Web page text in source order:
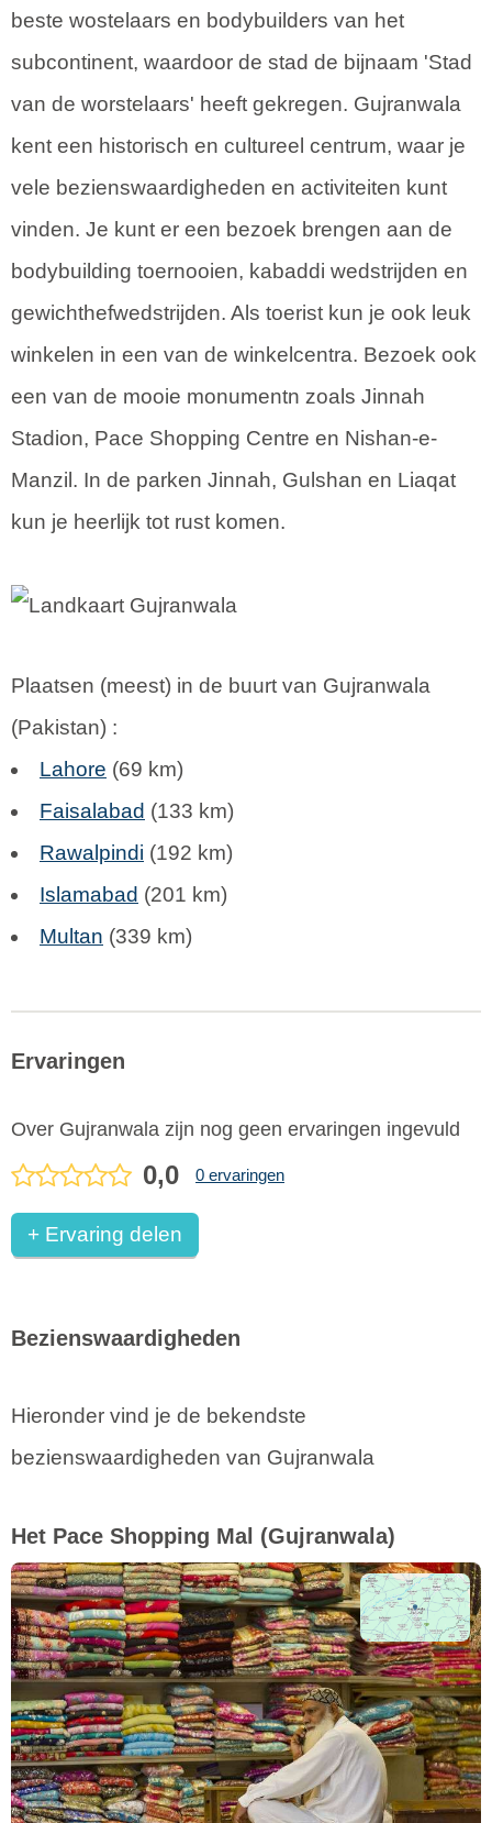
beste wostelaars en bodybuilders van het
subcontinent, waardoor de stad de bijnaam 'Stad
van de worstelaars' heeft gekregen. Gujranwala
kent een historisch en cultureel centrum, waar je
vele bezienswaardigheden en activiteiten kunt
vinden. Je kunt er een bezoek brengen aan de
bodybuilding toernooien, kabaddi wedstrijden en
gewichthefwedstrijden. Als toerist kun je ook leuk
winkelen in een van de winkelcentra. Bezoek ook
een van de mooie monumentn zoals Jinnah
Stadion, Pace Shopping Centre en Nishan-e-
Manzil. In de parken Jinnah, Gulshan en Liaqat
kun je heerlijk tot rust komen.
Plaatsen (meest) in de buurt van Gujranwala
(Pakistan) :
Lahore (69 km)
Faisalabad (133 km)
Rawalpindi (192 km)
Islamabad (201 km)
Multan (339 km)
Ervaringen
Over Gujranwala zijn nog geen ervaringen ingevuld
0,0 0 ervaringen
+ Ervaring delen
Bezienswaardigheden
Hieronder vind je de bekendste
bezienswaardigheden van Gujranwala
Het Pace Shopping Mal (Gujranwala)